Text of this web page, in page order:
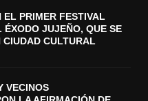
EL PRIMER FESTIVAL
ÉXODO JUJEÑO, QUE SE
CULTURAL
VECINOS